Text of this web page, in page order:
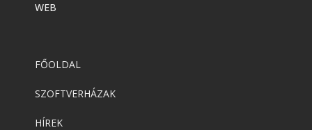
WEB
FŐOLDAL
SZOFTVERHÁZAK
HÍREK